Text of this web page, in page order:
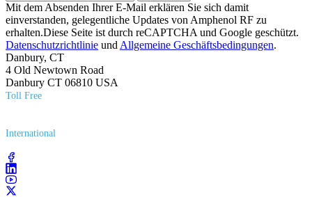
Mit dem Absenden Ihrer E-Mail erklären Sie sich damit
einverstanden, gelegentliche Updates von Amphenol RF zu
erhalten.Diese Seite ist durch reCAPTCHA und Google geschützt.
Datenschutzrichtlinie und Allgemeine Geschäftsbedingungen.
Danbury, CT
4 Old Newtown Road
Danbury CT 06810 USA
Toll Free
International